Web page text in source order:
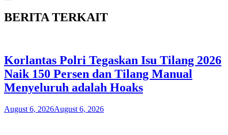
BERITA TERKAIT
Korlantas Polri Tegaskan Isu Tilang 2026
Naik 150 Persen dan Tilang Manual
Menyeluruh adalah Hoaks
August 6, 2026August 6, 2026